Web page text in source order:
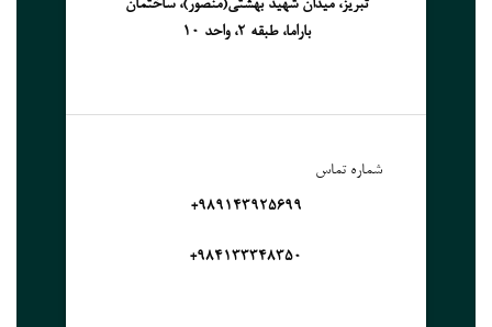
تبریز، میدان شهید بهشتی(منصور)، ساختمان
باراما، طبقه 2، واحد 10
شماره تماس
989143925699+
۹۸۴۱۳۳۳۴۸۳۵۰+